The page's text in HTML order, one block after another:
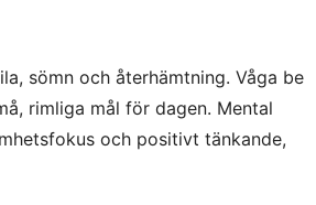
sömn och återhämtning. Våga be
rimliga mål för dagen. Mental
och positivt tänkande,